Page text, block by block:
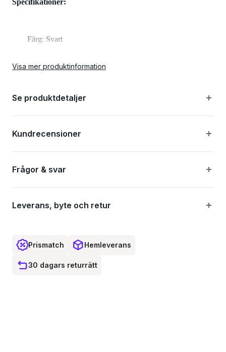
Färg: Svart
Kompatibilitet: 2, 3 eller 6-cells batteri från Light &
Laddningsindikator
Visa mer produktinformation
Se produktdetaljer
Kundrecensioner
Frågor & svar
Leverans, byte och retur
Prismatch Hemleverans
30 dagars returrätt